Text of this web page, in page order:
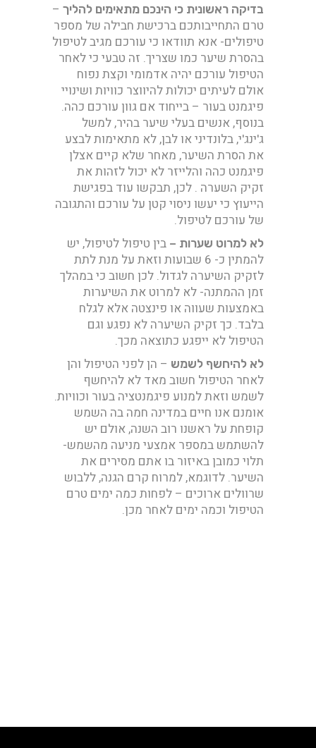
בדיקה ראשונית כי הינכם מתאימים להליך –
טרם התחייבותכם ברכישת חבילה של מספר
טיפולים- אנא תוודאו כי עורכם מגיב לטיפול
בהסרת שיער כמו שצריך. זה טבעי כי לאחר
הטיפול עורכם יהיה אדמומי וקצת נפוח
אולם לעיתים יכולות להיווצר כוויות ושינויי
פיגמנט בעור – בייחוד אם גוון עורכם כהה.
בנוסף, אנשים בעלי שיער בהיר, למשל
ג'ינג'י, בלונדיני או לבן, לא מתאימות לבצע
את הסרת השיער, מאחר שלא קיים אצלן
פיגמנט כהה והלייזר לא יכול לזהות את
זקיק השערה . לכן, תבקשו עוד בפגישת
הייעוץ כי יעשו ניסוי קטן על עורכם והתגובה
של עורכם לטיפול.
לא למרוט שערות – בין טיפול לטיפול, יש
להמתין כ- 6 שבועות וזאת על מנת לתת
לזקיק השיערה לגדול. לכן חשוב כי במהלך
זמן ההמתנה- לא למרוט את השיערות
באמצעות שעווה או פינצטה אלא לגלח
בלבד. כך זקיק השיערה לא נפגע וגם
הטיפול לא ייפגע כתוצאה מכך.
לא להיחשף לשמש – הן לפני הטיפול והן
לאחר הטיפול חשוב מאד לא להיחשף
לשמש וזאת למנוע פיגמנטציה בעור וכוויות.
אומנם אנו חיים במדינה חמה בה השמש
קופחת על ראשנו רוב השנה, אולם יש
להשתמש במספר אמצעי מניעה מהשמש-
תלוי כמובן באיזור בו אתם מסירים את
השיער. לדוגמא, למרוח קרם הגנה, ללבוש
שרוולים ארוכים – לפחות כמה ימים טרם
הטיפול וכמה ימים לאחר מכן.